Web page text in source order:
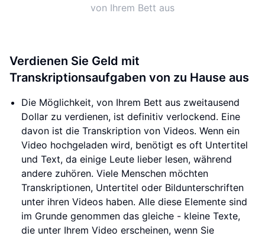
von Ihrem Bett aus
Verdienen Sie Geld mit
Transkriptionsaufgaben von zu Hause aus
Die Möglichkeit, von Ihrem Bett aus zweitausend
Dollar zu verdienen, ist definitiv verlockend. Eine
davon ist die Transkription von Videos. Wenn ein
Video hochgeladen wird, benötigt es oft Untertitel
und Text, da einige Leute lieber lesen, während
andere zuhören. Viele Menschen möchten
Transkriptionen, Untertitel oder Bildunterschriften
unter ihren Videos haben. Alle diese Elemente sind
im Grunde genommen das gleiche - kleine Texte,
die unter Ihrem Video erscheinen, wenn Sie